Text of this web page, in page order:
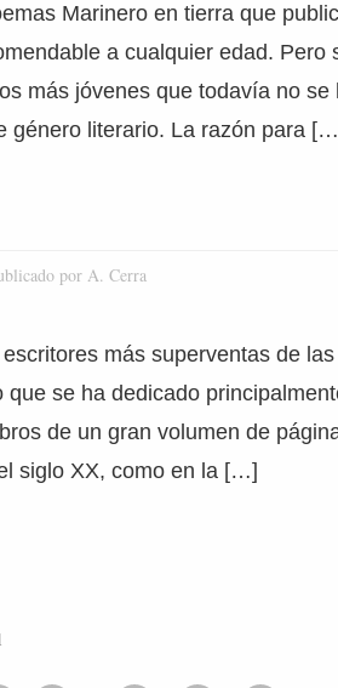
Marinero en tierra que
a cualquier edad. Pero
más jóvenes que todavía no
género literario. La razón para
por A. Cerra
más superventas de
que se ha dedicado
de un gran volumen de
siglo XX, como en la […]